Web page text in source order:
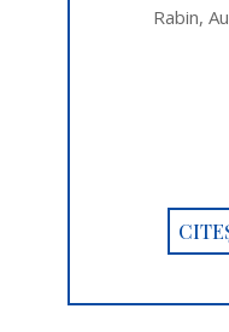
Rabin,